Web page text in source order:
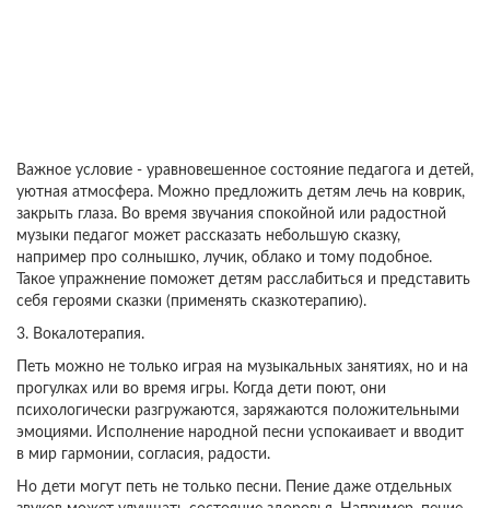
Важное условие - уравновешенное состояние педагога и детей,
уютная атмосфера. Можно предложить детям лечь на коврик,
закрыть глаза. Во время звучания спокойной или радостной
музыки педагог может рассказать небольшую сказку,
например про солнышко, лучик, облако и тому подобное.
Такое упражнение поможет детям расслабиться и представить
себя героями сказки (применять сказкотерапию).
3. Вокалотерапия.
Петь можно не только играя на музыкальных занятиях, но и на
прогулках или во время игры. Когда дети поют, они
психологически разгружаются, заряжаются положительными
эмоциями. Исполнение народной песни успокаивает и вводит
в мир гармонии, согласия, радости.
Но дети могут петь не только песни. Пение даже отдельных